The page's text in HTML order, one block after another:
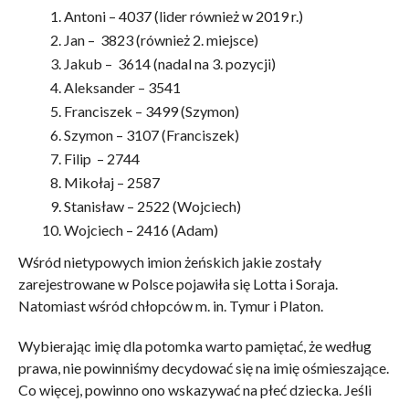
Antoni – 4037 (lider również w 2019 r.)
Jan – 3823 (również 2. miejsce)
Jakub – 3614 (nadal na 3. pozycji)
Aleksander – 3541
Franciszek – 3499 (Szymon)
Szymon – 3107 (Franciszek)
Filip – 2744
Mikołaj – 2587
Stanisław – 2522 (Wojciech)
Wojciech – 2416 (Adam)
Wśród nietypowych imion żeńskich jakie zostały
zarejestrowane w Polsce pojawiła się Lotta i Soraja.
Natomiast wśród chłopców m. in. Tymur i Platon.
Wybierając imię dla potomka warto pamiętać, że według
prawa, nie powinniśmy decydować się na imię ośmieszające.
Co więcej, powinno ono wskazywać na płeć dziecka. Jeśli